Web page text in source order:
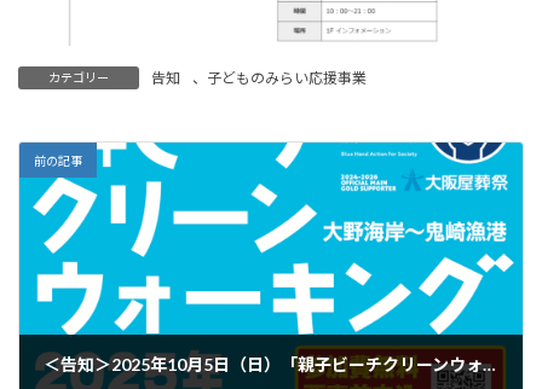
カテゴリー 告知 、 子どものみらい応援事業
前の記事
＜告知＞2025年10月5日（日）「親子ビーチクリーンウォーキング」を開催します！